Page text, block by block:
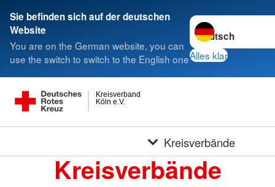
Sie befinden sich auf der deutschen
Website
You are on the German website, you can
use the switch to switch to the English one
Sprache wechseln
Alles klar
Köln e.V.
Kreisverband
Kreisverbände
Kreisverbände